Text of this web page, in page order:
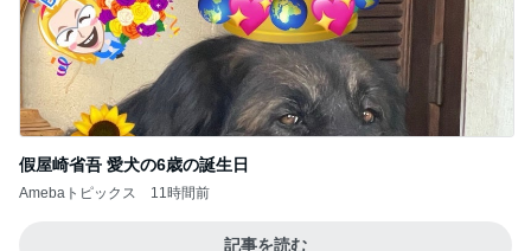
假屋崎省吾 愛犬の6歳の誕生日
Amebaトピックス 11時間前
記事を読む